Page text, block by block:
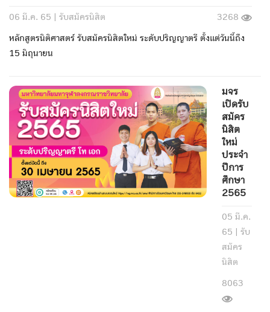
06 มี.ค. 65 | รับสมัครนิสิต 3268
หลักสูตรนิติศาสตร์ รับสมัครนิสิตใหม่ ระดับปริญญาตรี ตั้งแต่วันนี้ถึง
15 มิถุนายน
มจร
เปิดรับ
สมัคร
นิสิต
ใหม่
ประจำ
ปีการ
ศึกษา
2565
05 มี.ค.
65 | รับ
สมัคร
นิสิต
8063